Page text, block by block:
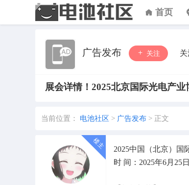
首页
广告发布 关注 关
展会详情！2025北京国际光电产业
当前位置： 电池社区 > 广告发布 > 正文
2025中国（北京）国
时 间：2025年6月25